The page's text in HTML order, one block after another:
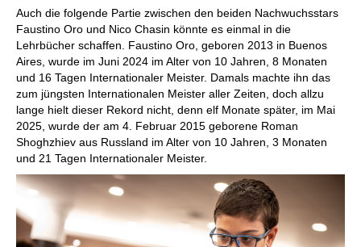
Auch die folgende Partie zwischen den beiden Nachwuchsstars
Faustino Oro und Nico Chasin könnte es einmal in die
Lehrbücher schaffen. Faustino Oro, geboren 2013 in Buenos
Aires, wurde im Juni 2024 im Alter von 10 Jahren, 8 Monaten
und 16 Tagen Internationaler Meister. Damals machte ihn das
zum jüngsten Internationalen Meister aller Zeiten, doch allzu
lange hielt dieser Rekord nicht, denn elf Monate später, im Mai
2025, wurde der am 4. Februar 2015 geborene Roman
Shoghzhiev aus Russland im Alter von 10 Jahren, 3 Monaten
und 21 Tagen Internationaler Meister.